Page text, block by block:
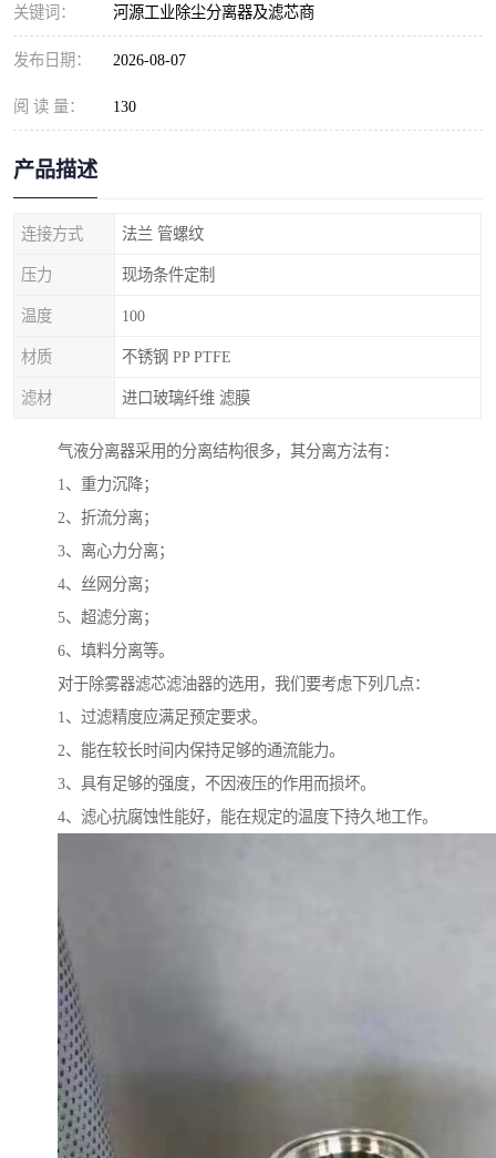
关键词： 河源工业除尘分离器及滤芯商
发布日期： 2026-08-07
阅 读 量： 130
产品描述
连接方式 法兰 管螺纹
压力 现场条件定制
温度 100
材质 不锈钢 PP PTFE
滤材 进口玻璃纤维 滤膜
气液分离器采用的分离结构很多，其分离方法有：
1、重力沉降；
2、折流分离；
3、离心力分离；
4、丝网分离；
5、超滤分离；
6、填料分离等。
对于除雾器滤芯滤油器的选用，我们要考虑下列几点：
1、过滤精度应满足预定要求。
2、能在较长时间内保持足够的通流能力。
3、具有足够的强度，不因液压的作用而损坏。
4、滤心抗腐蚀性能好，能在规定的温度下持久地工作。